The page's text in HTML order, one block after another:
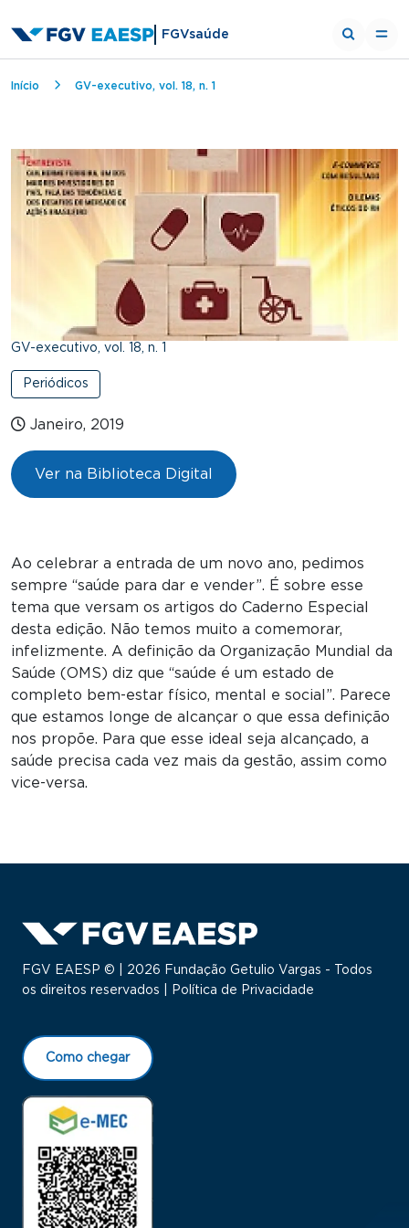
FGVsaúde
Trilha de navegação
Início GV-executivo, vol. 18, n. 1
GV-executivo, vol. 18, n. 1
Periódicos
Janeiro, 2019
Ver na Biblioteca Digital
Ao celebrar a entrada de um novo ano, pedimos
sempre “saúde para dar e vender”. É sobre esse
tema que versam os artigos do Caderno Especial
desta edição. Não temos muito a comemorar,
infelizmente. A definição da Organização Mundial da
Saúde (OMS) diz que “saúde é um estado de
completo bem-estar físico, mental e social”. Parece
que estamos longe de alcançar o que essa definição
nos propõe. Para que esse ideal seja alcançado, a
saúde precisa cada vez mais da gestão, assim como
vice-versa.
FGV EAESP © | 2026 Fundação Getulio Vargas - Todos
os direitos reservados |
Política de Privacidade
Como chegar